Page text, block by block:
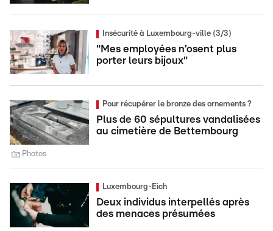
Insécurité à Luxembourg-ville (3/3)
"Mes employées n’osent plus
porter leurs bijoux"
Pour récupérer le bronze des ornements ?
Plus de 60 sépultures vandalisées
au cimetière de Bettembourg
Photos
Luxembourg-Eich
Deux individus interpellés après
des menaces présumées